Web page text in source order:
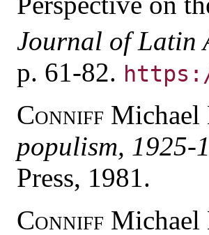
Journal of Latin
p. 61-82.
Conniff Michael
populism, 1925-
Press, 1981.
Conniff Michael